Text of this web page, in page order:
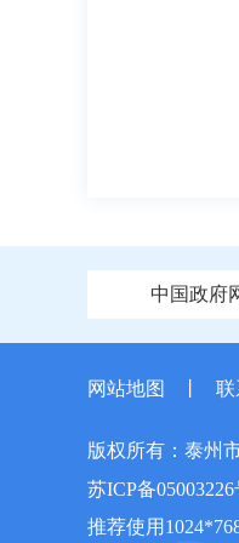
中国政府
网站地图 联
版权所有：泰州
苏ICP备05003226
推荐使用